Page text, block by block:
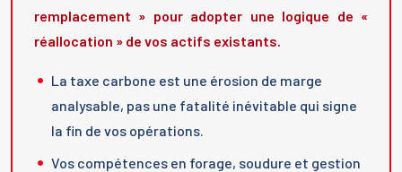
remplacement » pour adopter une logique de «
réallocation » de vos actifs existants.
La taxe carbone est une érosion de marge
analysable, pas une fatalité inévitable qui signe
la fin de vos opérations.
Vos compétences en forage, soudure et gestion